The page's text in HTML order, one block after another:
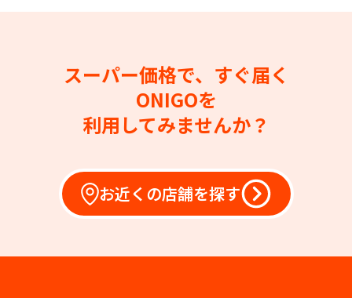
スーパー価格で、すぐ届く
ONIGOを
利用してみませんか？
お近くの店舗を探す